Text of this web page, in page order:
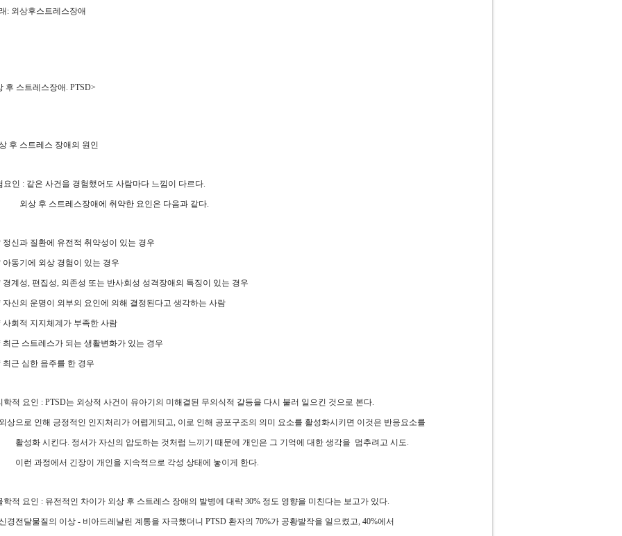
: 외상후스트레스장애
후 스트레스장애. PTSD>
후 스트레스 장애의 원인
요인 : 같은 사건을 경험했어도 사람마다 느낌이 다르다.
후 스트레스장애에 취약한 요인은 다음과 같다.
과 질환에 유전적 취약성이 있는 경우
동기에 외상 경험이 있는 경우
성, 편집성, 의존성 또는 반사회성 성격장애의 특징이 있는 경우
의 운명이 외부의 요인에 의해 결정된다고 생각하는 사람
회적 지지체계가 부족한 사람
스트레스가 되는 생활변화가 있는 경우
근 심한 음주를 한 경우
학적 요인 : PTSD는 외상적 사건이 유아기의 미해결된 무의식적 갈등을 다시 불러 일으킨 것으로 본다.
으로 인해 긍정적인 인지처리가 어렵게되고, 이로 인해 공포구조의 의미 요소를 활성화시키면 이것은 반응요소를
화 시킨다. 정서가 자신의 압도하는 것처럼 느끼기 때문에 개인은 그 기억에 대한 생각을 멈추려고 시도.
과정에서 긴장이 개인을 지속적으로 각성 상태에 놓이게 한다.
학적 요인 : 유전적인 차이가 외상 후 스트레스 장애의 발병에 대략 30% 정도 영향을 미친다는 보고가 있다.
전달물질의 이상 - 비아드레날린 계통을 자극했더니 PTSD 환자의 70%가 공황발작을 일으켰고, 40%에서